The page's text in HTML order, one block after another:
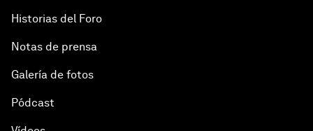
Historias del Foro
Notas de prensa
Galería de fotos
Pódcast